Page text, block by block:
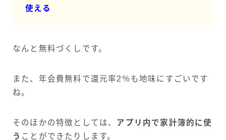
使える
なんと無料づくしです。
また、年会費無料で還元率2％も地味にすごいです
ね。
そのほかの特徴としては、 アプリ内で家計簿的に使
う ことができたりします。